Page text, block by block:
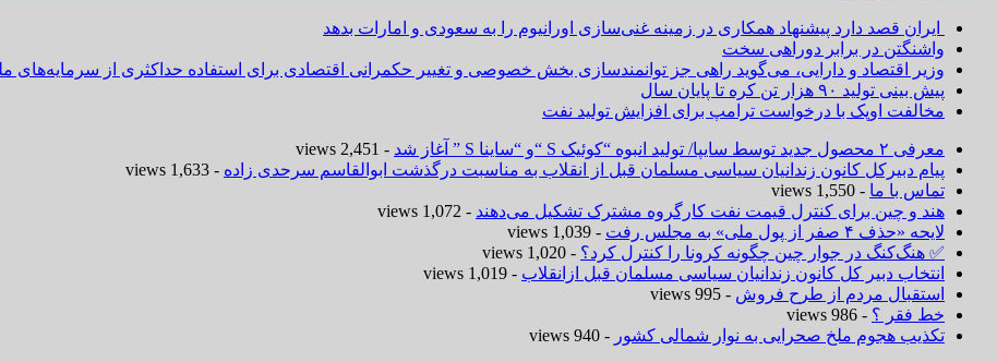
ایران قصد دارد پیشنهاد همکاری در زمینه غنی‌سازی اورانیوم را به سعودی و امارات بدهد
واشنگتن در برابر دوراهی سخت
وزیر اقتصاد و دارایی، می‌گوید راهی جز توانمندسازی بخش خصوصی و تغییر حکمرانی اقتصادی برای استفاده حداکثری از سرمایه‌های
پیش بینی تولید ۹۰ هزار تن کره تا پایان سال
مخالفت اوپک با درخواست ترامپ برای افزایش تولید نفت
معرفی ۲ محصول جدید توسط سایپا/ تولید انبوه “کوئیک S “و “ساینا S ” آغاز شد
- 2,451 views
پیام دبیرکل کانون زندانیان سیاسی مسلمان قبل از انقلاب به مناسبت درگذشت ابوالقاسم سرحدی زاده - 1,633 views
تماس با ما - 1,550 views
هند و چین برای کنترل قیمت نفت کارگروه مشترک تشکیل می‌دهند - 1,072 views
لایحه «حذف ۴ صفر از پول ملی» به مجلس رفت
- 1,039 views
✅ هنگ‌کنگ در جوار چین چگونه کرونا را کنترل کرد؟ - 1,020 views
انتخاب دبیر کل کانون زندانیان سیاسی مسلمان قبل ازانقلاب - 1,019 views
استقبال مردم از طرح فروش - 995 views
خط فقر ؟ - 986 views
تکذیب هجوم ملخ صحرایی به نوار شمالی کشور - 940 views